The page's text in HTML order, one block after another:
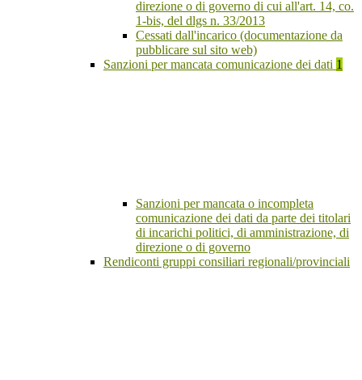
direzione o di governo di cui all'art. 14, co.
1-bis, del dlgs n. 33/2013
Cessati dall'incarico (documentazione da
pubblicare sul sito web)
Sanzioni per mancata comunicazione dei dati 1
Sanzioni per mancata o incompleta
comunicazione dei dati da parte dei titolari
di incarichi politici, di amministrazione, di
direzione o di governo
Rendiconti gruppi consiliari regionali/provinciali